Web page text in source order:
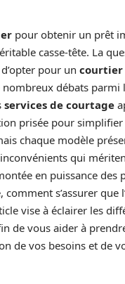
pour obtenir un prêt
casse-tête. La
pour un
nombreux débats parmi
services de courtage
prisée pour simplifier
chaque modèle
qui
en puissance des
s’assurer que
vise à éclairer les
de vous aider à
de vos besoins et de